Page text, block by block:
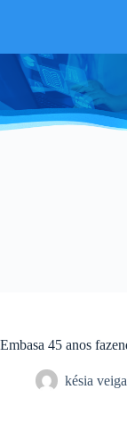
conteúdo
Embasa 45 anos
késia veiga